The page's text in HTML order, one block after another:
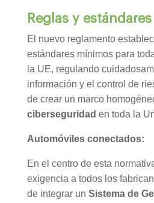
Reglas y
El nuevo reglamento
estándares mínimos para
la UE, regulando
información y el control de
de crear un marco
ciberseguridad en toda la
Automóviles conectados:
En el centro de esta
exigencia a todos los
de integrar un Sistema de